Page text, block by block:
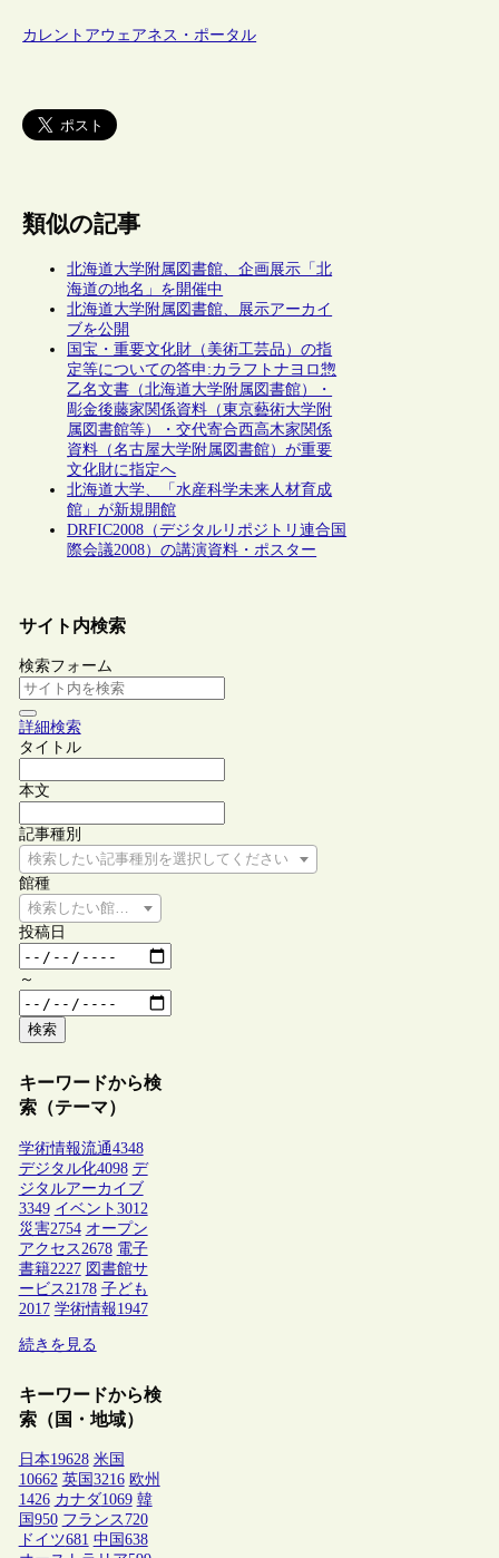
カレントアウェアネス・ポータル
類似の記事
北海道大学附属図書館、企画展示「北
海道の地名」を開催中
北海道大学附属図書館、展示アーカイ
ブを公開
国宝・重要文化財（美術工芸品）の指
定等についての答申:カラフトナヨロ惣
乙名文書（北海道大学附属図書館）・
彫金後藤家関係資料（東京藝術大学附
属図書館等）・交代寄合西高木家関係
資料（名古屋大学附属図書館）が重要
文化財に指定へ
北海道大学、「水産科学未来人材育成
館」が新規開館
DRFIC2008（デジタルリポジトリ連合国
際会議2008）の講演資料・ポスター
サイト内検索
検索フォーム
詳細検索
タイトル
本文
記事種別
検索したい記事種別を選択してください
館種
検索したい館種を選択してください
投稿日
～
検索
キーワードから検
索（テーマ）
学術情報流通4348
デジタル化4098 デ
ジタルアーカイブ
3349 イベント 3012
災害2754 オープン
アクセス 2678 電子
書籍2227 図書館サ
ービス 2178 子ども
2017 学術情報1947
続きを見る
キーワードから検
索（国・地域）
日本19628 米国
10662 英国 3216 欧州
1426 カナダ1069 韓
国 950 フランス 720
ドイツ681 中国 638